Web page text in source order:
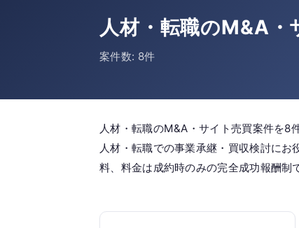
人材・転職のM&A・
案件数: 8件
人材・転職のM&A・サイト売買案件を8
人材・転職での事業承継・買収検討に
料、料金は成約時のみの完全成功報酬制